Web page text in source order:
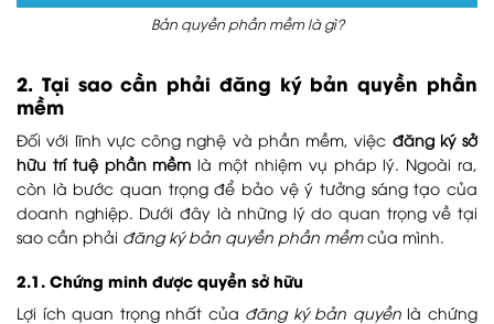
Bản quyền phần mềm là gì?
2. Tại sao cần phải đăng ký bản quyền phần
mềm
Đối với lĩnh vực công nghệ và phần mềm, việc đăng ký sở
hữu trí tuệ phần mềm là một nhiệm vụ pháp lý. Ngoài ra,
còn là bước quan trọng để bảo vệ ý tưởng sáng tạo của
doanh nghiệp. Dưới đây là những lý do quan trọng về tại
sao cần phải đăng ký bản quyền phần mềmcủa mình.
2.1. Chứng minh được quyền sở hữu
Lợi ích quan trọng nhất của đăng ký bản quyềnlà chứng